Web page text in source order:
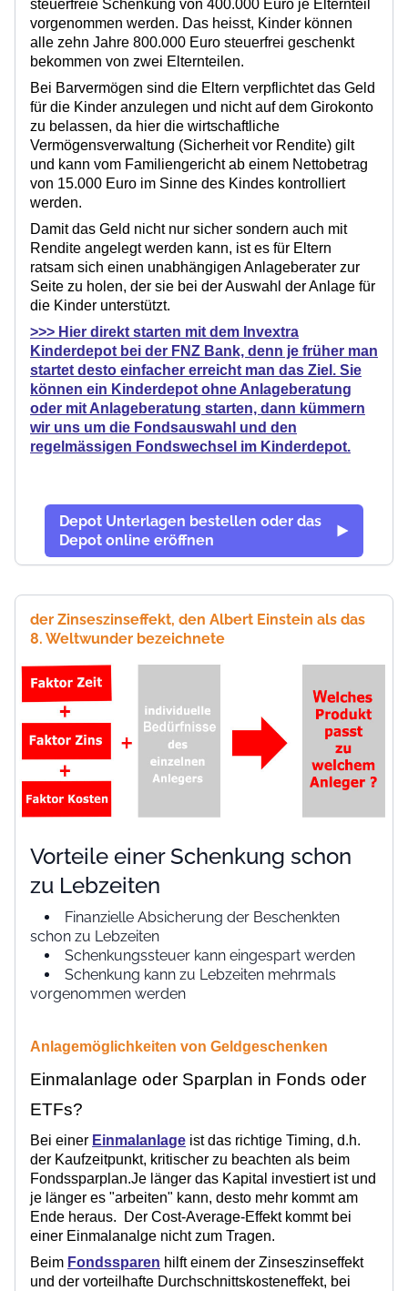
steuerfreie Schenkung von 400.000 Euro je Elternteil
vorgenommen werden. Das heisst, Kinder können
alle zehn Jahre 800.000 Euro steuerfrei geschenkt
bekommen von zwei Elternteilen.
Bei Barvermögen sind die Eltern verpflichtet das Geld
für die Kinder anzulegen und nicht auf dem Girokonto
zu belassen, da hier die wirtschaftliche
Vermögensverwaltung (Sicherheit vor Rendite) gilt
und kann vom Familiengericht ab einem Nettobetrag
von 15.000 Euro im Sinne des Kindes kontrolliert
werden.
Damit das Geld nicht nur sicher sondern auch mit
Rendite angelegt werden kann, ist es für Eltern
ratsam sich einen unabhängigen Anlageberater zur
Seite zu holen, der sie bei der Auswahl der Anlage für
die Kinder unterstützt.
>>> Hier direkt starten mit dem Invextra
Kinderdepot bei der FNZ Bank, denn je früher man
startet desto einfacher erreicht man das Ziel. Sie
können ein Kinderdepot ohne Anlageberatung
oder mit Anlageberatung starten, dann kümmern
wir uns um die Fondsauswahl und den
regelmässigen Fondswechsel im Kinderdepot.
Depot Unterlagen bestellen oder das
Depot online eröffnen
der Zinseszinseffekt, den Albert Einstein als das
8. Weltwunder bezeichnete
Vorteile einer Schenkung schon
zu Lebzeiten
Finanzielle Absicherung der Beschenkten
schon zu Lebzeiten
Schenkungssteuer kann eingespart werden
Schenkung kann zu Lebzeiten mehrmals
vorgenommen werden
Anlagemöglichkeiten von Geldgeschenken
Einmalanlage oder Sparplan in Fonds oder
ETFs?
Bei einer Einmalanlage ist das richtige Timing, d.h.
der Kaufzeitpunkt, kritischer zu beachten als beim
Fondssparplan.Je länger das Kapital investiert ist und
je länger es "arbeiten" kann, desto mehr kommt am
Ende heraus. Der Cost-Average-Effekt kommt bei
einer Einmalanalge nicht zum Tragen.
Beim Fondssparen hilft einem der Zinseszinseffekt
und der vorteilhafte Durchschnittskosteneffekt, bei